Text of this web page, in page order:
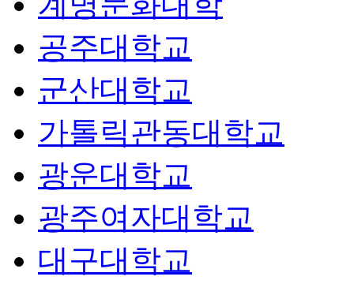
공주대학교
군산대학교
가톨릭관동대학교
광운대학교
광주여자대학교
대구대학교